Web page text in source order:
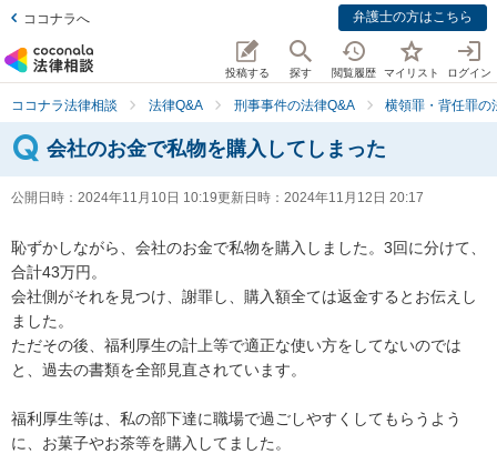
ココナラへ 弁護士の方はこちら
投稿する 探す 閲覧履歴 マイリスト ログイン
ココナラ法律相談 法律Q&A 刑事事件の法律Q&A 横領罪・背任罪の
会社のお金で私物を購入してしまった
公開日時： 2024年11月10日 10:19更新日時： 2024年11月12日 20:17
恥ずかしながら、会社のお金で私物を購入しました。3回に分けて、
合計43万円。
会社側がそれを見つけ、謝罪し、購入額全ては返金するとお伝えし
ました。
ただその後、福利厚生の計上等で適正な使い方をしてないのでは
と、過去の書類を全部見直されています。
福利厚生等は、私の部下達に職場で過ごしやすくしてもらうよう
に、お菓子やお茶等を購入してました。